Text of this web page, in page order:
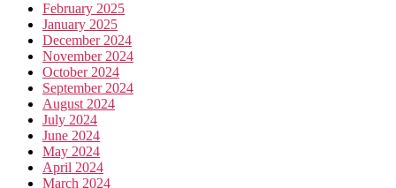
February 2025
January 2025
December 2024
November 2024
October 2024
September 2024
August 2024
July 2024
June 2024
May 2024
April 2024
March 2024